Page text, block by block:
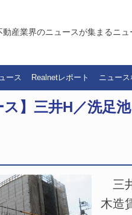
動産業界のニュースが集まるニュ
ース Realnetレポート ニュー
ス】三井H／洗足
三
木造